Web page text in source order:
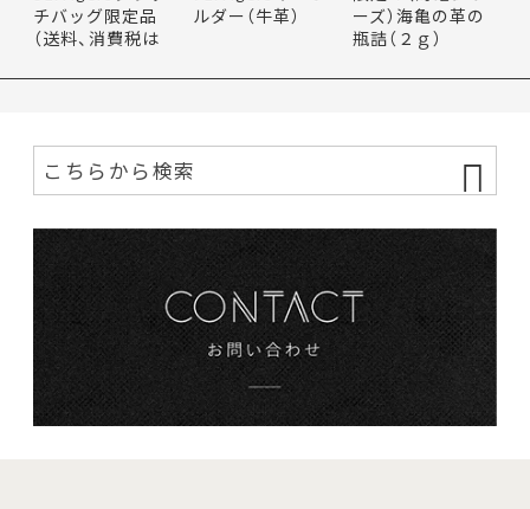
チバッグ限定品
（送料、消費税は
ルダー（牛革）
ーズ）海亀の革の
瓶詰（２ｇ）